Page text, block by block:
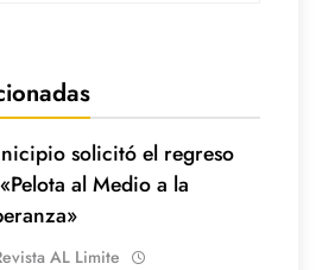
solicitó el regreso
al Medio a la
AL Limite